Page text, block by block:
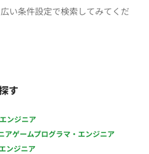
い条件設定で検索してみてくだ
す
ンジニア
アゲームプログラマ・エンジニア
ンジニア